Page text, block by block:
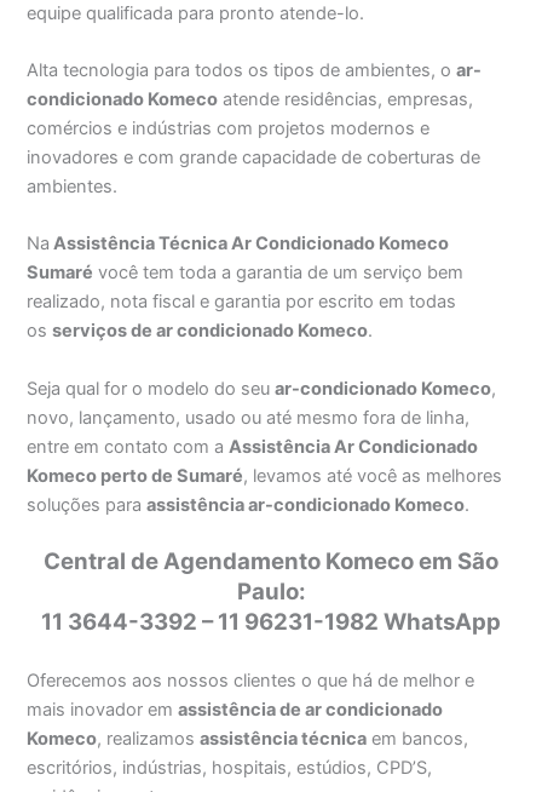
equipe qualificada para pronto atende-lo.
Alta tecnologia para todos os tipos de ambientes, oar-
condicionado Komeco atende residências, empresas,
comércios e indústrias com projetos modernos e
inovadores e com grande capacidade de coberturas de
ambientes.
Na Assistência Técnica Ar Condicionado Komeco
Sumaré você tem toda a garantia de um serviço bem
realizado, nota fiscal e garantia por escrito em todas
osserviços de ar condicionado Komeco.
Seja qual for o modelo do seuar-condicionado Komeco,
novo, lançamento, usado ou até mesmo fora de linha,
entre em contato com a Assistência Ar Condicionado
Komeco perto de Sumaré, levamos até você as melhores
soluções paraassistência ar-condicionado Komeco.
Central de Agendamento Komeco em São
Paulo:
11 3644-3392 – 11 96231-1982 WhatsApp
Oferecemos aos nossos clientes o que há de melhor e
mais inovador emassistência de ar condicionado
Komeco, realizamosassistência técnica em bancos,
escritórios, indústrias, hospitais, estúdios, CPD’S,